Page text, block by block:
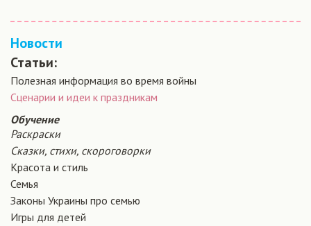
Новости
Статьи:
Полезная информация во время войны
Сценарии и идеи к праздникам
Обучение
Раскраски
Сказки, стихи, скороговорки
Красота и стиль
Семья
Законы Украины про семью
Игры для детей